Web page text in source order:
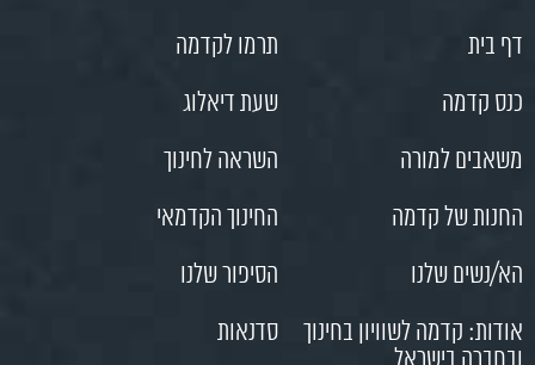
דף בית
תרמו לקדמה
כנס קדמה
שעת דיאלוג
משאבים למורה
השראה לחינוך
החנות של קדמה
החינוך הקדמאי
הא/נשים שלנו
הסיפור שלנו
אודות: קדמה לשוויון בחינוך
סדנאות